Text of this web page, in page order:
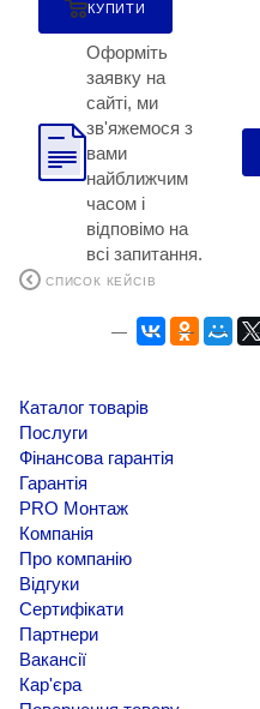
КУПИТИ
Оформіть
заявку на
сайті, ми
зв'яжемося з
вами
найближчим
часом і
відповімо на
всі запитання.
СПИСОК КЕЙСІВ
Каталог товарів
Послуги
Фінансова гарантія
Гарантія
PRO Монтаж
Компанія
Про компанію
Відгуки
Сертифікати
Партнери
Вакансії
Кар'єра